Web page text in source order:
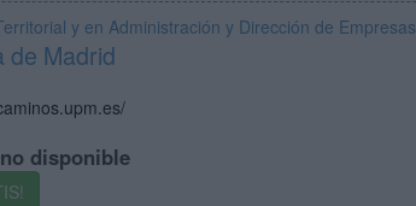
y en Administración y Dirección de Empresas
de Madrid
no disponible